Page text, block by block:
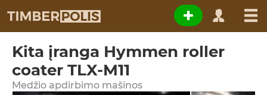
Kita įranga Hymmen roller
coater TLX-M11
Medžio apdirbimo mašinos